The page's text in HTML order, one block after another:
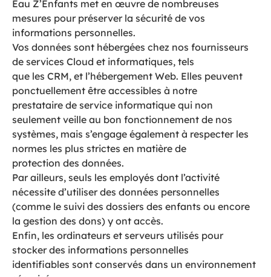
Eau Z’Enfants met en œuvre de nombreuses
mesures pour préserver la sécurité de vos
informations personnelles.
Vos données sont hébergées chez nos fournisseurs
de services Cloud et informatiques, tels
que les CRM, et l’hébergement Web. Elles peuvent
ponctuellement être accessibles à notre
prestataire de service informatique qui non
seulement veille au bon fonctionnement de nos
systèmes, mais s’engage également à respecter les
normes les plus strictes en matière de
protection des données.
Par ailleurs, seuls les employés dont l’activité
nécessite d’utiliser des données personnelles
(comme le suivi des dossiers des enfants ou encore
la gestion des dons) y ont accès.
Enfin, les ordinateurs et serveurs utilisés pour
stocker des informations personnelles
identifiables sont conservés dans un environnement